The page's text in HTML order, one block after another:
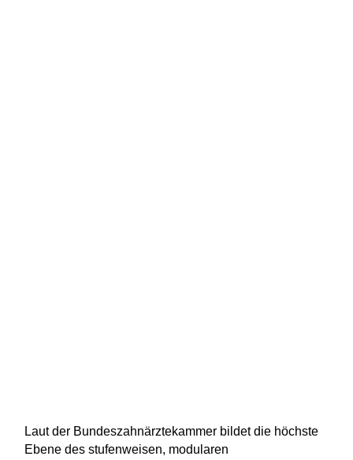
Laut der Bundeszahnärztekammer bildet die höchste
Ebene des stufenweisen, modularen